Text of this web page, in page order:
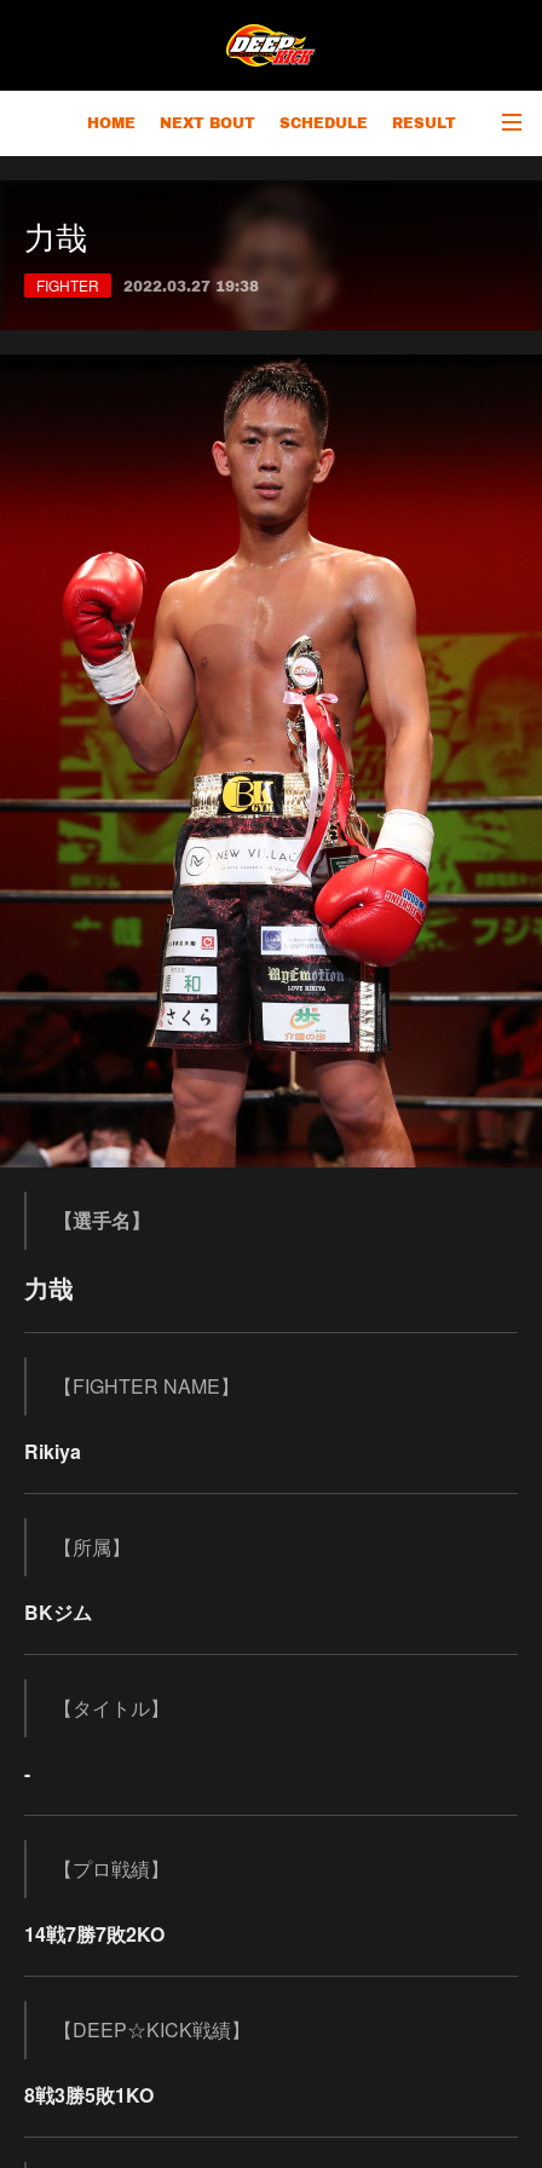
HOME NEXT BOUT SCHEDULE RESULT
RANKING CHAMPIONS OUTLINE
力哉
FIGHTER 2022.03.27 19:38
【選手名】
力哉
【FIGHTER NAME】
Rikiya
【所属】
BKジム
【タイトル】
-
【プロ戦績】
14戦7勝7敗2KO
【DEEP☆KICK戦績】
8戦3勝5敗1KO